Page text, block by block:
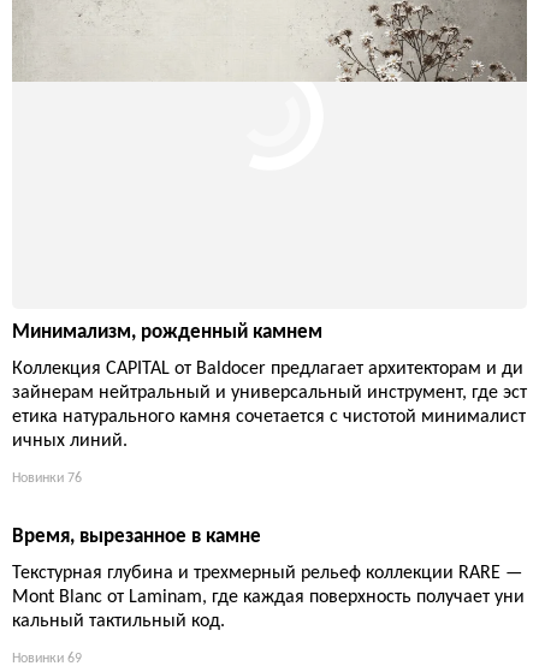
Минимализм, рожденный камнем
Коллекция CAPITAL от Baldocer предлагает архитекторам и ди
зайнерам нейтральный и универсальный инструмент, где эст
етика натурального камня сочетается с чистотой минималист
ичных линий.
Новинки 76